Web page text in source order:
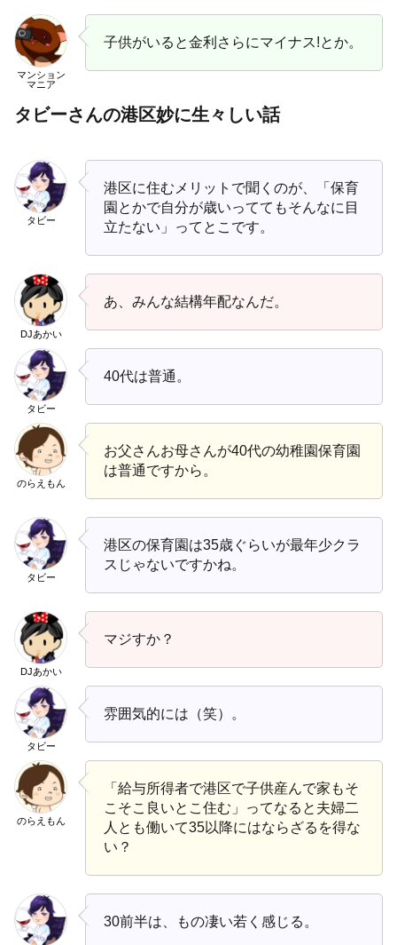
マンション
マニア
子供がいると金利さらにマイナス!とか。
タビーさんの港区妙に生々しい話
タビー
港区に住むメリットで聞くのが、「保育
園とかで自分が歳いっててもそんなに目
立たない」ってとこです。
DJあかい
あ、みんな結構年配なんだ。
タビー
40代は普通。
のらえもん
お父さんお母さんが40代の幼稚園保育園
は普通ですから。
タビー
港区の保育園は35歳ぐらいが最年少クラ
スじゃないですかね。
DJあかい
マジすか？
タビー
雰囲気的には（笑）。
のらえもん
「給与所得者で港区で子供産んで家もそ
こそこ良いとこ住む」ってなると夫婦二
人とも働いて35以降にはならざるを得な
い？
30前半は、もの凄い若く感じる。